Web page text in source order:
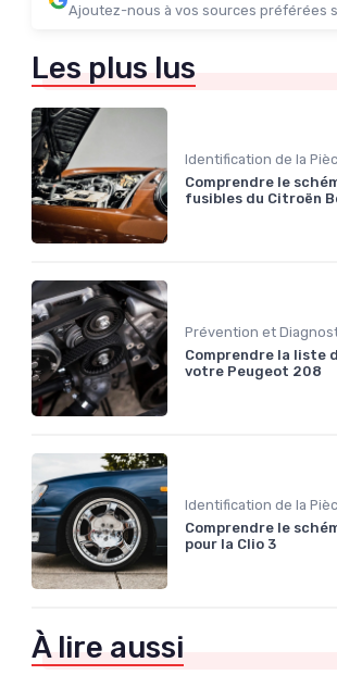
Ajoutez-nous à vos sources préférées
Les plus lus
Comprendre le
fusibles du Citroën
Comprendre la liste
votre Peugeot 208
Comprendre le
pour la Clio 3
À lire aussi